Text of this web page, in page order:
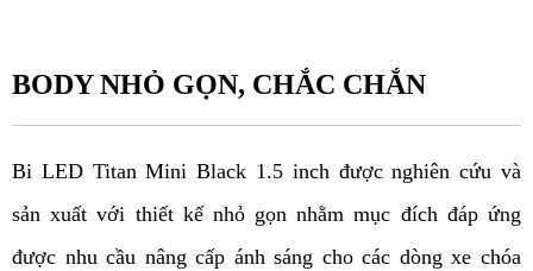
BODY NHỎ GỌN, CHẮC CHẮN
Bi LED Titan Mini Black 1.5 inch được nghiên cứu và
sản xuất với thiết kế nhỏ gọn nhằm mục đích đáp ứng
được nhu cầu nâng cấp ánh sáng cho các dòng xe chóa